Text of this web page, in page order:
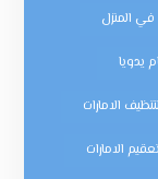
في المنزل
يدويا
الامارات
الامارات